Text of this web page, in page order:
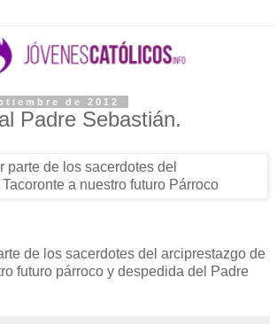
de 2012
Padre Sebastián.
de los sacerdotes del arciprestazgo de
futuro párroco y despedida del Padre